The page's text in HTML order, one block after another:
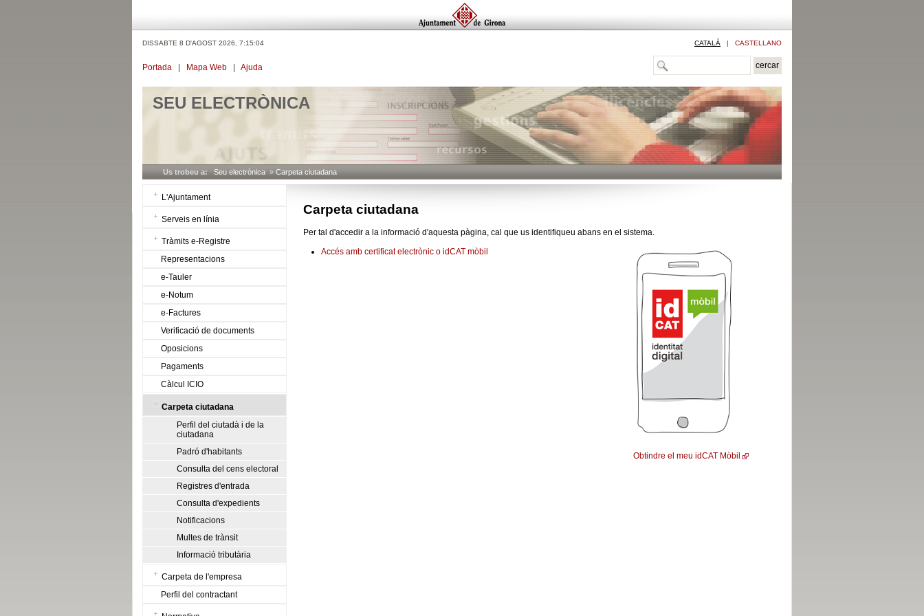
DISSABTE 8 D'AGOST 2026, 7:15:04 CATALÀ | CASTELLANO
Portada Mapa Web Ajuda
SEU ELECTRÒNICA
Us trobeu a: Seu electrònica » Carpeta ciutadana
L'Ajuntament
Serveis en línia
Tràmits e-Registre
Representacions
e-Tauler
e-Notum
e-Factures
Verificació de documents
Oposicions
Pagaments
Càlcul ICIO
Carpeta ciutadana
Perfil del ciutadà i de la
ciutadana
Padró d'habitants
Consulta del cens electoral
Registres d'entrada
Consulta d'expedients
Notificacions
Multes de trànsit
Informació tributària
Carpeta de l'empresa
Perfil del contractant
Carpeta ciutadana
Per tal d'accedir a la informació d'aquesta pàgina, cal que us identifiqueu abans en el sistema.
Accés amb certificat electrònic o idCAT mòbil
Obtindre el meu idCAT Mòbil